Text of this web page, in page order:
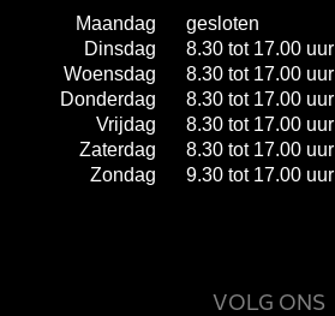
Maandag
gesloten
Dinsdag
8.30 tot 17.00 uur
Woensdag
8.30 tot 17.00 uur
Donderdag
8.30 tot 17.00 uur
Vrijdag
8.30 tot 17.00 uur
Zaterdag
8.30 tot 17.00 uur
Zondag
9.30 tot 17.00 uur
VOLG ONS